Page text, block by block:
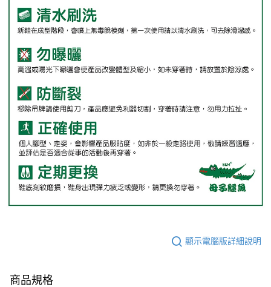
顯示電腦版詳細說明
商品規格